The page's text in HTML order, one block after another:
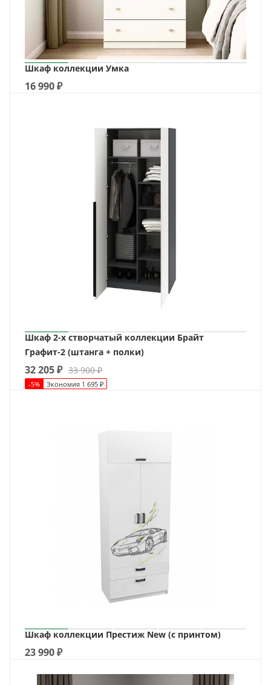
Шкаф коллекции Умка
16 990₽
Шкаф 2-х створчатый коллекции Брайт
Графит-2 (штанга + полки)
32 205₽ 33 900₽
-5% Экономия 1 695 ₽
Шкаф коллекции Престиж New (с принтом)
23 990₽